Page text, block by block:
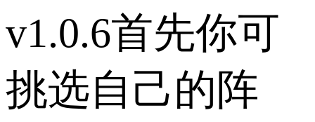
v1.0.6首先你可
挑选自己的阵